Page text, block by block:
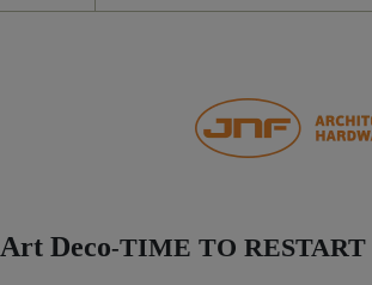
Art Deco-TIME TO RESTART